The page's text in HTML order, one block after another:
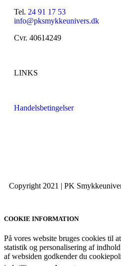
Tel. 24 91 17 53
info@pksmykkeunivers.dk
Cvr. 40614249
LINKS
Handelsbetingelser
Copyright 2021 | PK
COOKIE INFORMATION
På vores website bruges cookies til
statistik og personalisering af
af websiden godkender du